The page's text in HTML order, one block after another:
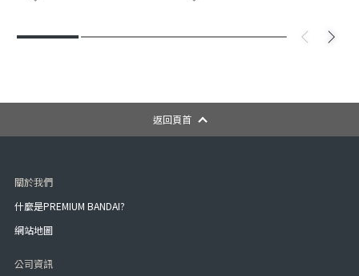
返回頁首
關於我們
什麼是PREMIUM BANDAI?
網站地圖
公司資訊